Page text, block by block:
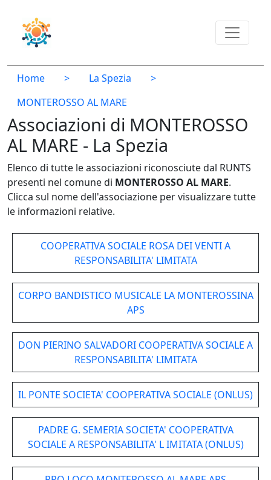
Home > La Spezia
>
MONTEROSSO AL MARE
Associazioni di MONTEROSSO
AL MARE - La Spezia
Elenco di tutte le associazioni riconosciute dal RUNTS
presenti nel comune di MONTEROSSO AL MARE.
Clicca sul nome dell'associazione per visualizzare tutte
le informazioni relative.
COOPERATIVA SOCIALE ROSA DEI VENTI A
RESPONSABILITA' LIMITATA
CORPO BANDISTICO MUSICALE LA MONTEROSSINA
APS
DON PIERINO SALVADORI COOPERATIVA SOCIALE A
RESPONSABILITA' LIMITATA
IL PONTE SOCIETA' COOPERATIVA SOCIALE (ONLUS)
PADRE G. SEMERIA SOCIETA' COOPERATIVA
SOCIALE A RESPONSABILITA' L IMITATA (ONLUS)